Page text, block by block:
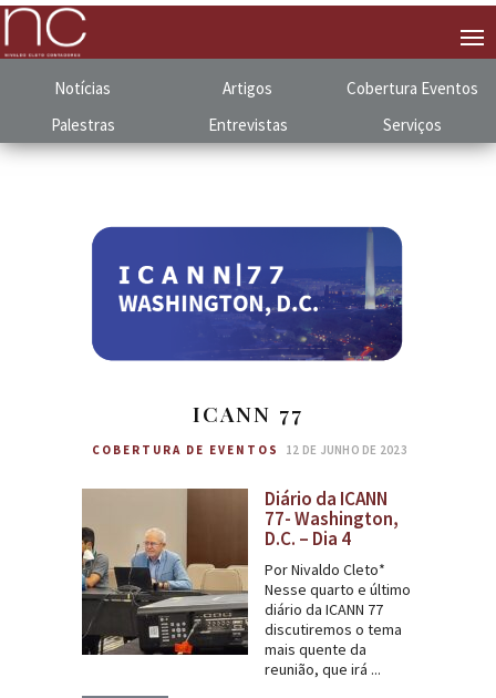
Notícias Artigos Cobertura Eventos
Palestras
Entrevistas Serviços
ICANN 77
COBERTURA DE EVENTOS 12 DE JUNHO DE 2023
Diário da ICANN
77- Washington,
D.C. – Dia 4
Por Nivaldo Cleto*
Nesse quarto e último
diário da ICANN 77
discutiremos o tema
mais quente da
reunião, que irá ...